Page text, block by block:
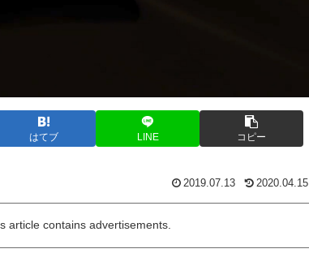
はてブ LINE コピー
2019.07.13 2020.04.15
article contains advertisements.